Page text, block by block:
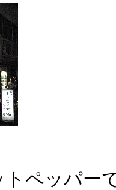
ペッパー